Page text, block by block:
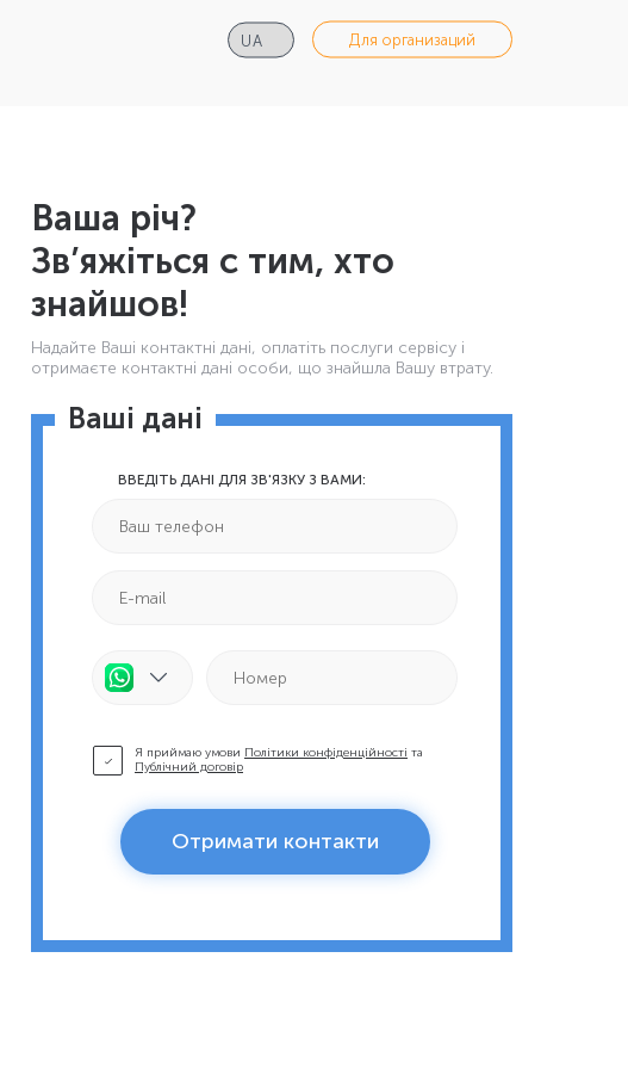
Для организаций
Ваша річ?
Зв’яжіться с тим, хто
знайшов!
Надайте Ваші контактнi дані, оплатіть послуги сервісу і
отримаєте контактні дані особи, що знайшла Вашу втрату.
Ваші дані
ВВЕДІТЬ ДАНІ ДЛЯ ЗВ'ЯЗКУ З ВАМИ:
Я приймаю умови Політики конфіденційності та
Публічний договір
Отримати контакти